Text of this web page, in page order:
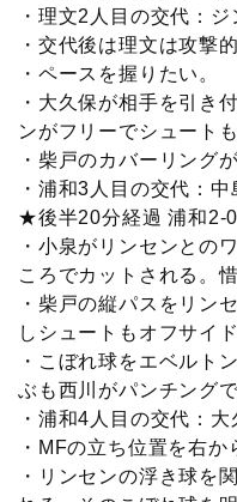
・理文2人目の交代：
・交代後は理文は攻撃
・ペースを握りたい。
・大久保が相手を引き
ンがフリーでシュート
・柴戸のカバーリング
・浦和3人目の交代：
★後半20分経過 浦和2-
・小泉がリンセンとの
ころでカットされる。惜
・柴戸の縦パスをリン
しシュートもオフサイド
・こぼれ球をエベルト
ぶも西川がパンチング
・浦和4人目の交代：
・MFの立ち位置を右か
・リンセンの浮き球を